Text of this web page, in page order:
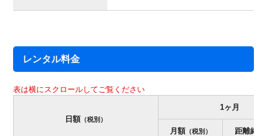
レンタル料金
日額 （税別）
1ヶ月
月額（税別） 距離縛り